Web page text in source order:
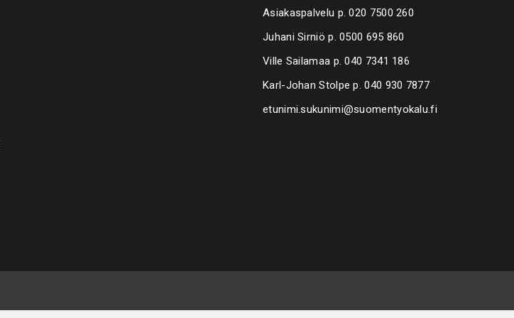
Asiakaspalvelu p.020 7500 260
Juhani Sirniö p.0500 695 860
Ville Sailamaa p.040 7341 186
Karl-Johan Stolpe p.040 930 7877
etunimi.sukunimi@suomentyokalu.fi